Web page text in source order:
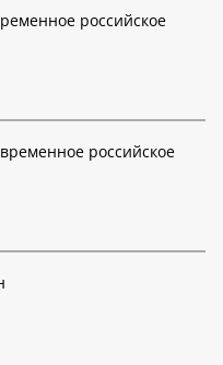
российское
российское